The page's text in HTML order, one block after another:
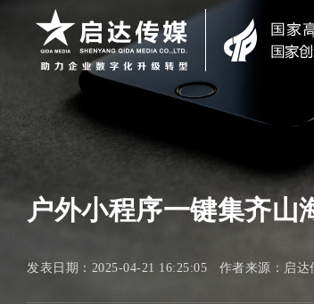
户外小程序一键集齐山
发表日期：2025-04-21 16:25:05 作者来源：启